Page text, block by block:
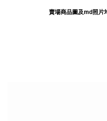
賣場商品圖及md照片